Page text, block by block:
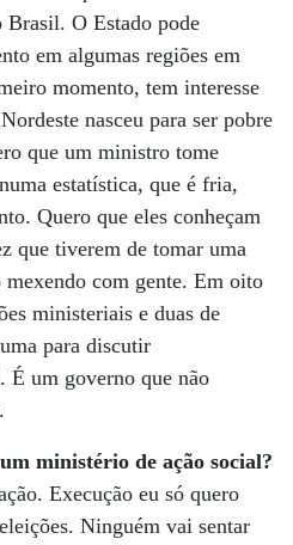
Brasil. O Estado pode
em algumas regiões em
momento, tem interesse
nasceu para ser pobre
que um ministro tome
estatística, que é fria,
Quero que eles conheçam
que tiverem de tomar uma
mexendo com gente. Em oito
ministeriais e duas de
para discutir
É um governo que não
ministério de ação social?
Execução eu só quero
Ninguém vai sentar